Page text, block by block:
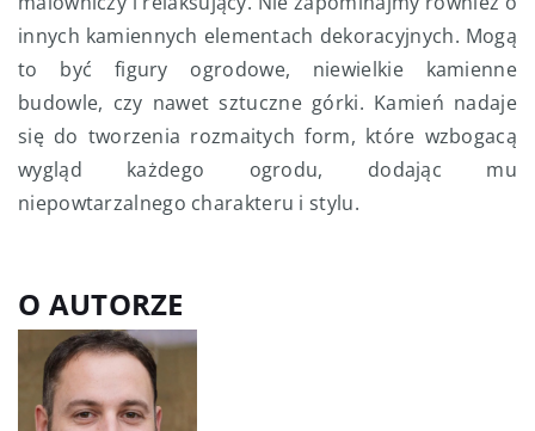
innych kamiennych elementach dekoracyjnych. Mogą
to być figury ogrodowe, niewielkie kamienne
budowle, czy nawet sztuczne górki. Kamień nadaje
się do tworzenia rozmaitych form, które wzbogacą
wygląd każdego ogrodu, dodając mu
niepowtarzalnego charakteru i stylu.
O AUTORZE